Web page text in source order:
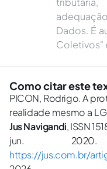
Dados. É
Coletivos"
Como citar este
PICON, Rodrigo. A
realidade mesmo a
Jus Navigandi, ISSN
jun.
https://jus.com.br/